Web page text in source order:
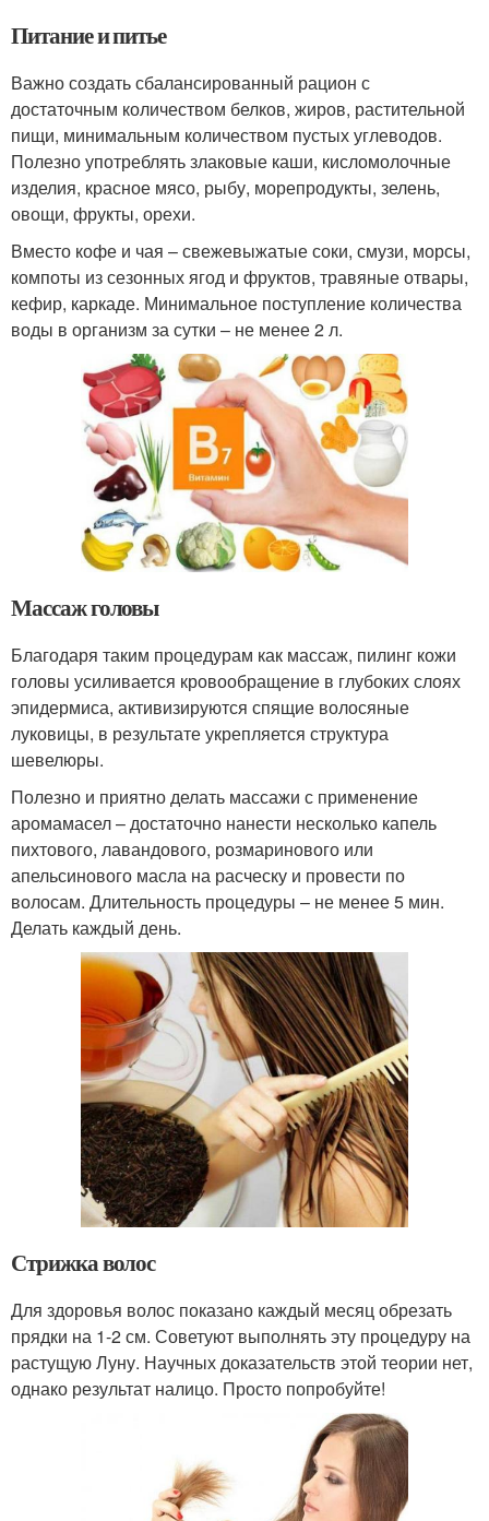
Питание и питье
Важно создать сбалансированный рацион с
достаточным количеством белков, жиров, растительной
пищи, минимальным количеством пустых углеводов.
Полезно употреблять злаковые каши, кисломолочные
изделия, красное мясо, рыбу, морепродукты, зелень,
овощи, фрукты, орехи.
Вместо кофе и чая – свежевыжатые соки, смузи, морсы,
компоты из сезонных ягод и фруктов, травяные отвары,
кефир, каркаде. Минимальное поступление количества
воды в организм за сутки – не менее 2 л.
Массаж головы
Благодаря таким процедурам как массаж, пилинг кожи
головы усиливается кровообращение в глубоких слоях
эпидермиса, активизируются спящие волосяные
луковицы, в результате укрепляется структура
шевелюры.
Полезно и приятно делать массажи с применение
аромамасел – достаточно нанести несколько капель
пихтового, лавандового, розмаринового или
апельсинового масла на расческу и провести по
волосам. Длительность процедуры – не менее 5 мин.
Делать каждый день.
Стрижка волос
Для здоровья волос показано каждый месяц обрезать
прядки на 1-2 см. Советуют выполнять эту процедуру на
растущую Луну. Научных доказательств этой теории нет,
однако результат налицо. Просто попробуйте!